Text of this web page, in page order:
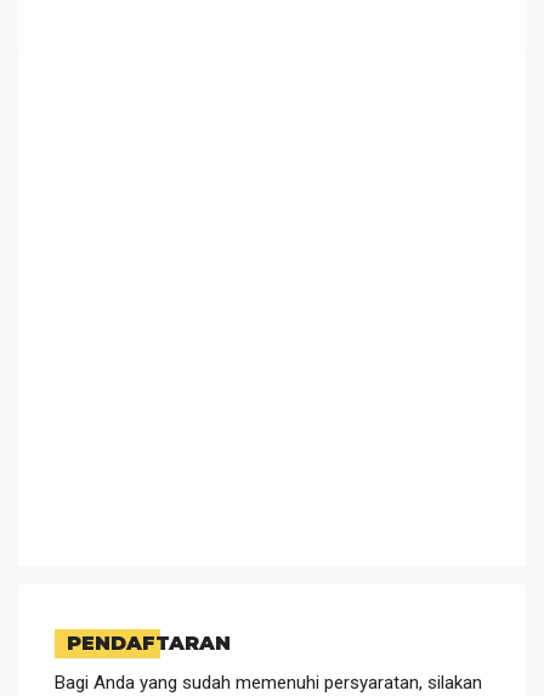
PENDAFTARAN
Bagi Anda yang sudah memenuhi persyaratan, silakan